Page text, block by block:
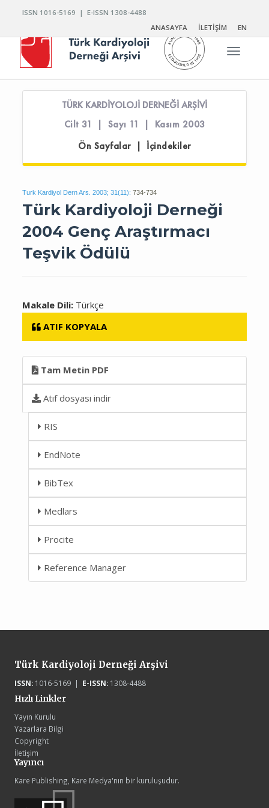
ISSN 1016-5169 | E-ISSN 1308-4488
ANASAYFA
İLETİŞİM EN
Toggle
TÜRK KARDİYOLOJİ DERNEĞİ ARŞİVİ
Cilt 31 | Sayı 11 | Kasım 2003
Ön Sayfalar | İçindekiler
Turk Kardiyol Dern Ars. 2003; 31(11): 734-734
Türk Kardiyoloji Derneği
2004 Genç Araştırmacı
Teşvik Ödülü
Makale Dili: Türkçe
ATIF KOPYALA
Tam Metin PDF
Atıf dosyası indir
RIS
EndNote
BibTex
Medlars
Procite
Reference Manager
Türk Kardiyoloji Derneği Arşivi
ISSN:1016-5169 | E-ISSN:1308-4488
Hızlı Linkler
Yayın Kurulu
Yazarlara Bilgi
Copyright
İletişim
Yayıncı
Kare Publishing, Kare Medya'nın bir kuruluşudur.